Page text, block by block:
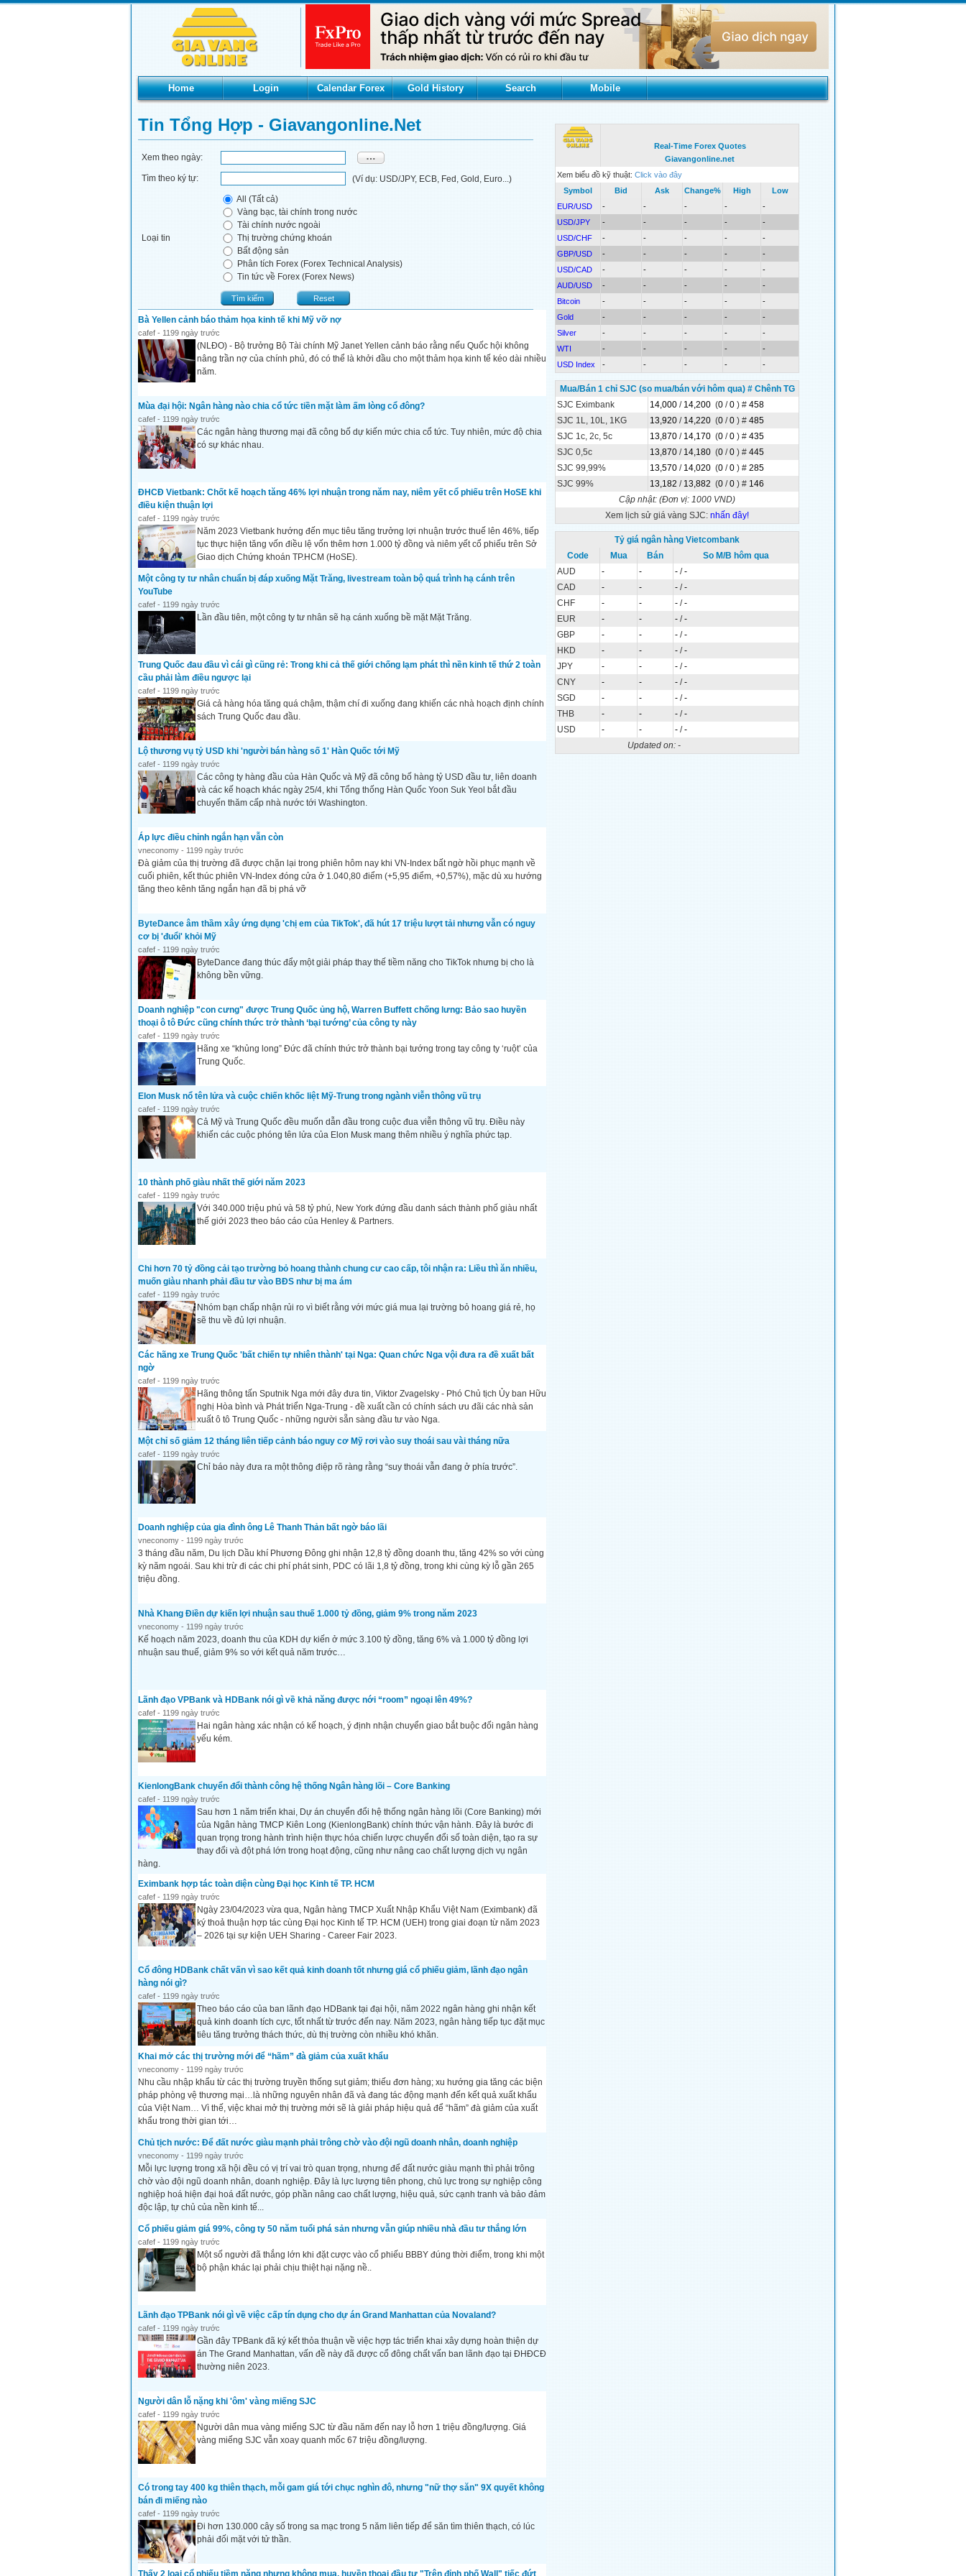
Home Login Calendar Forex Gold History Search Mobile
Tin Tổng Hợp - Giavangonline.net
Xem theo ngày:
Tìm theo ký tự: (Ví dụ: USD/JPY, ECB, Fed, Gold, Euro...)
Loại tin
All (Tất cả)
Vàng bạc, tài chính trong nước
Tài chính nước ngoài
Thị trường chứng khoán
Bất động sản
Phân tích Forex (Forex Technical Analysis)
Tin tức về Forex (Forex News)
Tìm kiếm Reset
Bà Yellen cảnh báo thảm họa kinh tế khi Mỹ vỡ nợ
cafef - 1199 ngày trước
(NLĐO) - Bộ trưởng Bộ Tài chính Mỹ Janet Yellen cảnh báo rằng nếu Quốc hội không
nâng trần nợ của chính phủ, đó có thể là khởi đầu cho một thảm họa kinh tế kéo dài nhiều
năm.
Mùa đại hội: Ngân hàng nào chia cổ tức tiền mặt làm ấm lòng cổ đông?
cafef - 1199 ngày trước
Các ngân hàng thương mại đã công bố dự kiến mức chia cổ tức. Tuy nhiên, mức độ chia
có sự khác nhau.
ĐHCĐ Vietbank: Chốt kế hoạch tăng 46% lợi nhuận trong năm nay, niêm yết cổ phiếu trên HoSE khi
điều kiện thuận lợi
cafef - 1199 ngày trước
Năm 2023 Vietbank hướng đến mục tiêu tăng trưởng lợi nhuận trước thuế lên 46%, tiếp
tục thực hiện tăng vốn điều lệ vốn thêm hơn 1.000 tỷ đồng và niêm yết cổ phiếu trên Sở
Giao dịch Chứng khoán TP.HCM (HoSE).
Một công ty tư nhân chuẩn bị đáp xuống Mặt Trăng, livestream toàn bộ quá trình hạ cánh trên
YouTube
cafef - 1199 ngày trước
Lần đầu tiên, một công ty tư nhân sẽ hạ cánh xuống bề mặt Mặt Trăng.
Trung Quốc đau đầu vì cái gì cũng rẻ: Trong khi cả thế giới chống lạm phát thì nền kinh tế thứ 2 toàn
cầu phải làm điều ngược lại
cafef - 1199 ngày trước
Giá cả hàng hóa tăng quá chậm, thậm chí đi xuống đang khiến các nhà hoạch định chính
sách Trung Quốc đau đầu.
Lộ thương vụ tỷ USD khi 'người bán hàng số 1' Hàn Quốc tới Mỹ
cafef - 1199 ngày trước
Các công ty hàng đầu của Hàn Quốc và Mỹ đã công bố hàng tỷ USD đầu tư, liên doanh
và các kế hoạch khác ngày 25/4, khi Tổng thống Hàn Quốc Yoon Suk Yeol bắt đầu
chuyến thăm cấp nhà nước tới Washington.
Áp lực điều chỉnh ngắn hạn vẫn còn
vneconomy - 1199 ngày trước
Đà giảm của thị trường đã được chặn lại trong phiên hôm nay khi VN-Index bất ngờ hồi phục mạnh về
cuối phiên, kết thúc phiên VN-Index đóng cửa ở 1.040,80 điểm (+5,95 điểm, +0,57%), mặc dù xu hướng
tăng theo kênh tăng ngắn hạn đã bị phá vỡ
ByteDance âm thầm xây ứng dụng 'chị em của TikTok', đã hút 17 triệu lượt tải nhưng vẫn có nguy
cơ bị 'đuổi' khỏi Mỹ
cafef - 1199 ngày trước
ByteDance đang thúc đẩy một giải pháp thay thế tiềm năng cho TikTok nhưng bị cho là
không bền vững.
Doanh nghiệp "con cưng" được Trung Quốc ủng hộ, Warren Buffett chống lưng: Bảo sao huyền
thoại ô tô Đức cũng chính thức trở thành ‘bại tướng’ của công ty này
cafef - 1199 ngày trước
Hãng xe “khủng long” Đức đã chính thức trở thành bại tướng trong tay công ty ‘ruột’ của
Trung Quốc.
Elon Musk nổ tên lửa và cuộc chiến khốc liệt Mỹ-Trung trong ngành viễn thông vũ trụ
cafef - 1199 ngày trước
Cả Mỹ và Trung Quốc đều muốn dẫn đầu trong cuộc đua viễn thông vũ trụ. Điều này
khiến các cuộc phóng tên lửa của Elon Musk mang thêm nhiều ý nghĩa phức tạp.
10 thành phố giàu nhất thế giới năm 2023
cafef - 1199 ngày trước
Với 340.000 triệu phú và 58 tỷ phú, New York đứng đầu danh sách thành phố giàu nhất
thế giới 2023 theo báo cáo của Henley & Partners.
Chi hơn 70 tỷ đồng cải tạo trường bỏ hoang thành chung cư cao cấp, tôi nhận ra: Liều thì ăn nhiều,
muốn giàu nhanh phải đầu tư vào BĐS như bị ma ám
cafef - 1199 ngày trước
Nhóm bạn chấp nhận rủi ro vì biết rằng với mức giá mua lại trường bỏ hoang giá rẻ, họ
sẽ thu về đủ lợi nhuận.
Các hãng xe Trung Quốc 'bất chiến tự nhiên thành' tại Nga: Quan chức Nga vội đưa ra đề xuất bất
ngờ
cafef - 1199 ngày trước
Hãng thông tấn Sputnik Nga mới đây đưa tin, Viktor Zvagelsky - Phó Chủ tịch Ủy ban Hữu
nghị Hòa bình và Phát triển Nga-Trung - đề xuất cần có chính sách ưu đãi các nhà sản
xuất ô tô Trung Quốc - những người sẵn sàng đầu tư vào Nga.
Một chỉ số giảm 12 tháng liên tiếp cảnh báo nguy cơ Mỹ rơi vào suy thoái sau vài tháng nữa
cafef - 1199 ngày trước
Chỉ báo này đưa ra một thông điệp rõ ràng rằng “suy thoái vẫn đang ở phía trước”.
Doanh nghiệp của gia đình ông Lê Thanh Thản bất ngờ báo lãi
vneconomy - 1199 ngày trước
3 tháng đầu năm, Du lịch Dầu khí Phương Đông ghi nhận 12,8 tỷ đồng doanh thu, tăng 42% so với cùng
kỳ năm ngoái. Sau khi trừ đi các chi phí phát sinh, PDC có lãi 1,8 tỷ đồng, trong khi cùng kỳ lỗ gần 265
triệu đồng.
Nhà Khang Điền dự kiến lợi nhuận sau thuế 1.000 tỷ đồng, giảm 9% trong năm 2023
vneconomy - 1199 ngày trước
Kế hoạch năm 2023, doanh thu của KDH dự kiến ở mức 3.100 tỷ đồng, tăng 6% và 1.000 tỷ đồng lợi
nhuận sau thuế, giảm 9% so với kết quả năm trước…
Lãnh đạo VPBank và HDBank nói gì về khả năng được nới “room” ngoại lên 49%?
cafef - 1199 ngày trước
Hai ngân hàng xác nhận có kế hoạch, ý định nhận chuyển giao bắt buộc đối ngân hàng
yếu kém.
KienlongBank chuyển đổi thành công hệ thống Ngân hàng lõi – Core Banking
cafef - 1199 ngày trước
Sau hơn 1 năm triển khai, Dự án chuyển đổi hệ thống ngân hàng lõi (Core Banking) mới
của Ngân hàng TMCP Kiên Long (KienlongBank) chính thức vận hành. Đây là bước đi
quan trọng trong hành trình hiện thực hóa chiến lược chuyển đổi số toàn diện, tạo ra sự
thay đổi và đột phá lớn trong hoạt động, cũng như nâng cao chất lượng dịch vụ ngân
hàng.
Eximbank hợp tác toàn diện cùng Đại học Kinh tế TP. HCM
cafef - 1199 ngày trước
Ngày 23/04/2023 vừa qua, Ngân hàng TMCP Xuất Nhập Khẩu Việt Nam (Eximbank) đã
ký thoả thuận hợp tác cùng Đại học Kinh tế TP. HCM (UEH) trong giai đoạn từ năm 2023
– 2026 tại sự kiện UEH Sharing - Career Fair 2023.
Cổ đông HDBank chất vấn vì sao kết quả kinh doanh tốt nhưng giá cổ phiếu giảm, lãnh đạo ngân
hàng nói gì?
cafef - 1199 ngày trước
Theo báo cáo của ban lãnh đạo HDBank tại đại hội, năm 2022 ngân hàng ghi nhận kết
quả kinh doanh tích cực, tốt nhất từ trước đến nay. Năm 2023, ngân hàng tiếp tục đặt mục
tiêu tăng trưởng thách thức, dù thị trường còn nhiều khó khăn.
Khai mở các thị trường mới để “hãm” đà giảm của xuất khẩu
vneconomy - 1199 ngày trước
Nhu cầu nhập khẩu từ các thị trường truyền thống sụt giảm; thiếu đơn hàng; xu hướng gia tăng các biện
pháp phòng vệ thương mại…là những nguyên nhân đã và đang tác động mạnh đến kết quả xuất khẩu
của Việt Nam… Vì thế, việc khai mở thị trường mới sẽ là giải pháp hiệu quả để “hãm” đà giảm của xuất
khẩu trong thời gian tới…
Chủ tịch nước: Để đất nước giàu mạnh phải trông chờ vào đội ngũ doanh nhân, doanh nghiệp
vneconomy - 1199 ngày trước
Mỗi lực lượng trong xã hội đều có vị trí vai trò quan trọng, nhưng để đất nước giàu mạnh thì phải trông
chờ vào đội ngũ doanh nhân, doanh nghiệp. Đây là lực lượng tiên phong, chủ lực trong sự nghiệp công
nghiệp hoá hiện đại hoá đất nước, góp phần nâng cao chất lượng, hiệu quả, sức cạnh tranh và bảo đảm
độc lập, tự chủ của nền kinh tế...
Cổ phiếu giảm giá 99%, công ty 50 năm tuổi phá sản nhưng vẫn giúp nhiều nhà đầu tư thắng lớn
cafef - 1199 ngày trước
Một số người đã thắng lớn khi đặt cược vào cổ phiếu BBBY đúng thời điểm, trong khi một
bộ phận khác lại phải chịu thiệt hại nặng nề..
Lãnh đạo TPBank nói gì về việc cấp tín dụng cho dự án Grand Manhattan của Novaland?
cafef - 1199 ngày trước
Gần đây TPBank đã ký kết thỏa thuận về việc hợp tác triển khai xây dựng hoàn thiện dự
án The Grand Manhattan, vấn đề này đã được cổ đông chất vấn ban lãnh đạo tại ĐHĐCĐ
thường niên 2023.
Người dân lỗ nặng khi 'ôm' vàng miếng SJC
cafef - 1199 ngày trước
Người dân mua vàng miếng SJC từ đầu năm đến nay lỗ hơn 1 triệu đồng/lượng. Giá
vàng miếng SJC vẫn xoay quanh mốc 67 triệu đồng/lượng.
Có trong tay 400 kg thiên thạch, mỗi gam giá tới chục nghìn đô, nhưng "nữ thợ săn" 9X quyết không
bán đi miếng nào
cafef - 1199 ngày trước
Đi hơn 130.000 cây số trong sa mạc trong 5 năm liên tiếp để săn tìm thiên thạch, có lúc
phải đối mặt với tử thần.
Thấy 2 loại cổ phiếu tiềm năng nhưng không mua, huyền thoại đầu tư "Trên đỉnh phố Wall" tiếc đứt
Real-Time Forex Quotes
Giavangonline.net
Xem biểu đồ kỹ thuật: Click vào đây
Symbol
Bid Ask Change% High
Low
EUR/USD
- - - -
-
USD/JPY
- - - -
-
USD/CHF
- - - -
-
GBP/USD
- - - -
-
USD/CAD
- - - -
-
AUD/USD
- - - -
-
Bitcoin
- - - -
-
Gold
- - - -
-
Silver
- - - -
-
WTI
- - - -
-
USD Index
- - - - -
Mua/Bán 1 chỉ SJC (so mua/bán với hôm qua) # Chênh TG
SJC Eximbank
14,000 / 14,200 (0 /0 ) # 458
SJC 1L, 10L, 1KG
13,920 / 14,220 (0 /0 ) # 485
SJC 1c, 2c, 5c
13,870 / 14,170 (0 /0 ) # 435
SJC 0,5c
13,870 / 14,180 (0 /0 ) # 445
SJC 99,99%
13,570 / 14,020 (0 /0 ) # 285
SJC 99%
13,182 / 13,882 (0 /0 ) # 146
Cập nhật: (Đơn vị: 1000 VND)
Xem lịch sử giá vàng SJC: nhấn đây!
Tỷ giá ngân hàng Vietcombank
Code
Mua Bán
So M/B hôm qua
AUD
- - - /-
CAD
- - - /-
CHF
- - - /-
EUR
- - - /-
GBP
- - - /-
HKD
- - - /-
JPY
- - - /-
CNY
- - - /-
SGD
- - - /-
THB
- - - /-
USD
- - - /-
Updated on: -